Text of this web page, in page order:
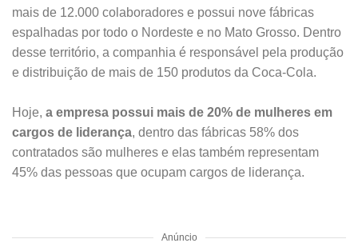
mais de 12.000 colaboradores e possui nove fábricas
espalhadas por todo o Nordeste e no Mato Grosso. Dentro
desse território, a companhia é responsável pela produção
e distribuição de mais de 150 produtos da Coca-Cola.
Hoje, a empresa possui mais de 20% de mulheres em
cargos de liderança, dentro das fábricas 58% dos
contratados são mulheres e elas também representam
45% das pessoas que ocupam cargos de liderança.
Anúncio